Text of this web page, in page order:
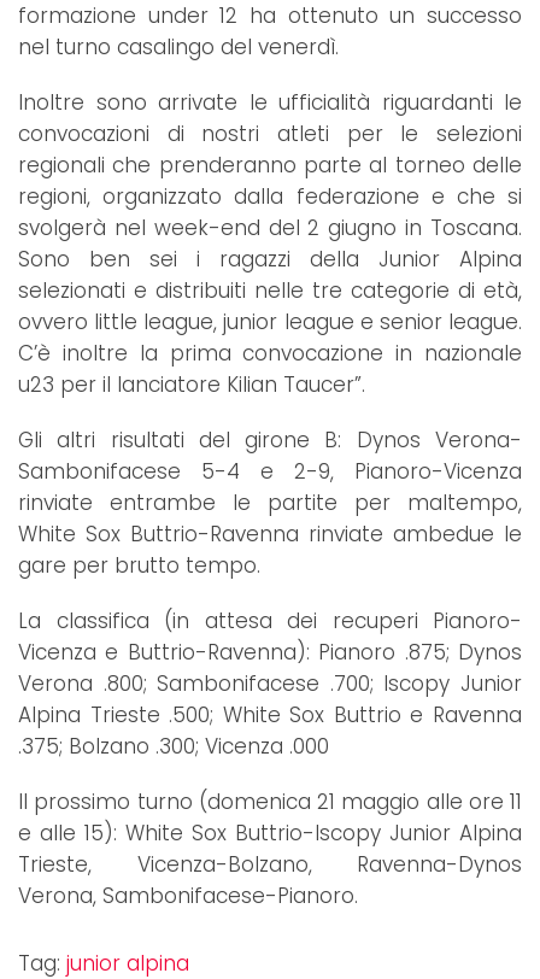
formazione under 12 ha ottenuto un successo
nel turno casalingo del venerdì.
Inoltre sono arrivate le ufficialità riguardanti le
convocazioni di nostri atleti per le selezioni
regionali che prenderanno parte al torneo delle
regioni, organizzato dalla federazione e che si
svolgerà nel week-end del 2 giugno in Toscana.
Sono ben sei i ragazzi della Junior Alpina
selezionati e distribuiti nelle tre categorie di età,
ovvero little league, junior league e senior league.
C’è inoltre la prima convocazione in nazionale
u23 per il lanciatore Kilian Taucer”.
Gli altri risultati del girone B: Dynos Verona-
Sambonifacese 5-4 e 2-9, Pianoro-Vicenza
rinviate entrambe le partite per maltempo,
White Sox Buttrio-Ravenna rinviate ambedue le
gare per brutto tempo.
La classifica (in attesa dei recuperi Pianoro-
Vicenza e Buttrio-Ravenna): Pianoro .875; Dynos
Verona .800; Sambonifacese .700; Iscopy Junior
Alpina Trieste .500; White Sox Buttrio e Ravenna
.375; Bolzano .300; Vicenza .000
Il prossimo turno (domenica 21 maggio alle ore 11
e alle 15): White Sox Buttrio-Iscopy Junior Alpina
Trieste, Vicenza-Bolzano, Ravenna-Dynos
Verona, Sambonifacese-Pianoro.
Tag: junior alpina